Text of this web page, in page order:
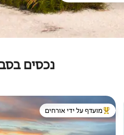
נכסים
מוביל בקרב נכסים מועדפים על ידי
מועדף על ידי אורחים